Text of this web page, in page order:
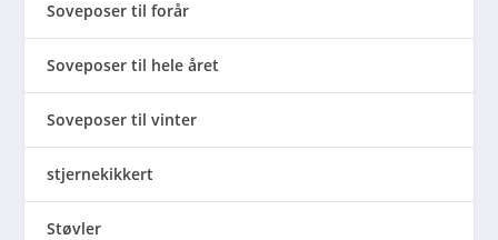
Soveposer til forår
Soveposer til hele året
Soveposer til vinter
stjernekikkert
Støvler